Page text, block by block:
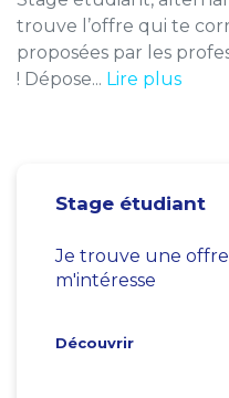
trouve l’offre qui te
proposées par les
! Dépose... Lire plus
Stage étudiant
Je trouve une
m'intéresse
Découvrir